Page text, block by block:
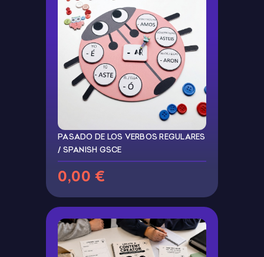
PASADO DE LOS VERBOS REGULARES
/ SPANISH GSCE
0,00 €